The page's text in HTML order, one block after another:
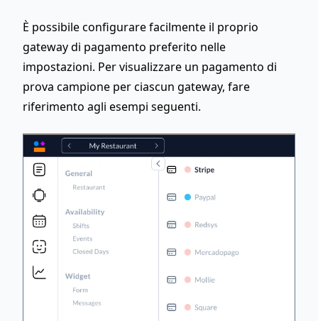
È possibile configurare facilmente il proprio
gateway di pagamento preferito nelle
impostazioni. Per visualizzare un pagamento di
prova campione per ciascun gateway, fare
riferimento agli esempi seguenti.